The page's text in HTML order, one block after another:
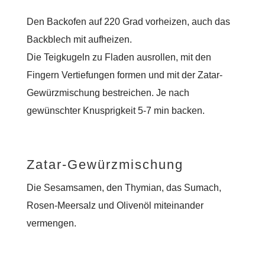
Den Backofen auf 220 Grad vorheizen, auch das
Backblech mit aufheizen.
Die Teigkugeln zu Fladen ausrollen, mit den
Fingern Vertiefungen formen und mit der Zatar-
Gewürzmischung bestreichen. Je nach
gewünschter Knusprigkeit 5-7 min backen.
Zatar-Gewürzmischung
Die Sesamsamen, den Thymian, das Sumach,
Rosen-Meersalz und Olivenöl miteinander
vermengen.